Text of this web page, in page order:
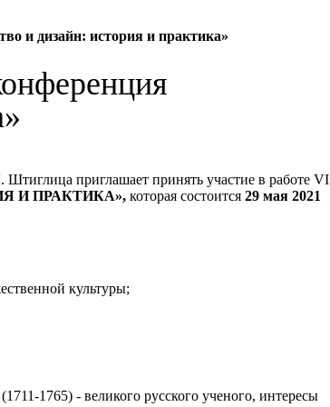
и дизайн: история и практика»
приглашает принять участие в работе VI
И ПРАКТИКА», которая состоится 29 мая 2021
культуры;
1765) - великого русского ученого, интересы